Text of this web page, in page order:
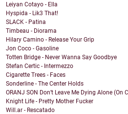
Leiyan Cotayo - Ella
Hyspida - Lik3 That!
SLACK - Patina
Timbeau - Diorama
Hilary Camino - Release Your Grip
Jon Coco - Gasoline
Totten Bridge - Never Wanna Say Goodbye
Stefan Certic - Intermezzo
Cigarette Trees - Faces
Sonderline - The Center Holds
ORANJ SON Don’t Leave Me Dying Alone (On
Knight Life - Pretty Mother Fucker
Will.ar - Rescatado